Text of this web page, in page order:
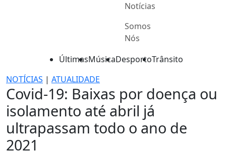
Notícias
Somos
Nós
ÚltimasMúsicaDesportoTrânsito
NOTÍCIAS | ATUALIDADE
Covid-19: Baixas por doença ou
isolamento até abril já
ultrapassam todo o ano de
2021